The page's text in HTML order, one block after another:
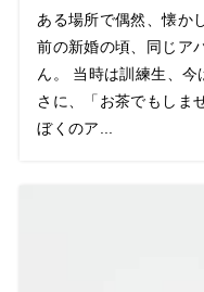
ある場所で偶然、懐か
前の新婚の頃、同じア
ん。 当時は訓練生、今
さに、「お茶でもしま
ぼくのア...